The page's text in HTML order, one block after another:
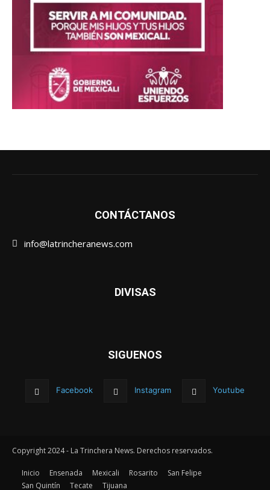
CONTÁCTANOS
info@latrincheranews.com
DIVISAS
SIGUENOS
Facebook Instagram Youtube
Copyright 2024 - La Trinchera News. Derechos reservados.
Inicio Ensenada Mexicali Rosarito
San Felipe
San Quintín
Tecate Tijuana